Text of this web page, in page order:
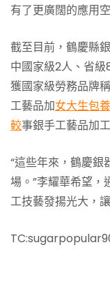
有了更廣闊的應用
截至目前，鶴慶縣
中國家級2人、省
獲國家級勞務品牌
工藝品加女大生包
較事銀手工藝品加
“這些年來，鶴慶銀
場。”李耀華希望，
工技藝發揚光大，